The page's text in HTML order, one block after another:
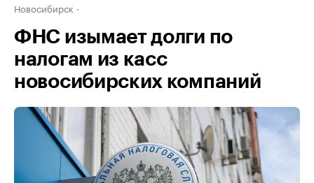
Новосибирск
ФНС изымает долги по
налогам из касс
новосибирских компаний